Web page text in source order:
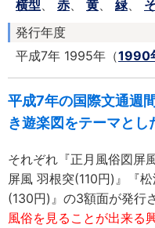
横型
赤 黄 緑
発行年度
平成7年 1995年（1990
平成7年の国際文通週
き遊楽図をテーマとし
それぞれ『正月風俗図屏
屏風 羽根突(110円)』『
(130円)』の3額面が発行
風俗を見ることが出来る